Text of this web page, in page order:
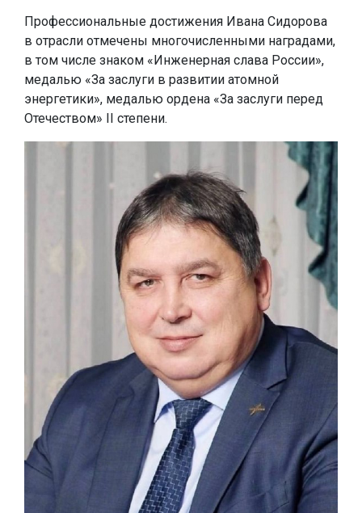
Профессиональные достижения Ивана Сидорова
в отрасли отмечены многочисленными наградами,
в том числе знаком «Инженерная слава России»,
медалью «За заслуги в развитии атомной
энергетики», медалью ордена «За заслуги перед
Отечеством» II степени.